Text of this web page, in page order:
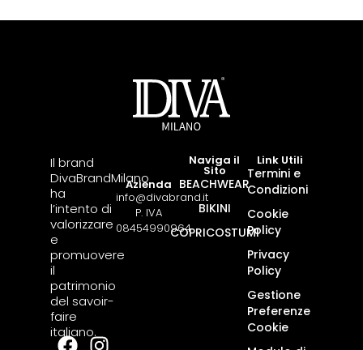
Il brand
DivaBrandMilano
ha
l’intento di
valorizzare
e
promuovere
il
patrimonio
del savoir-
faire
italiano.
Azienda
info@divabrand.it
P. IVA
08454990964
Naviga il
Sito
BEACHWEAR
BIKINI
COPRICOSTUMI
Link Utili
Termini e
Condizioni
Cookie
Policy
Privacy
Policy
Gestione
Preferenze
Cookie